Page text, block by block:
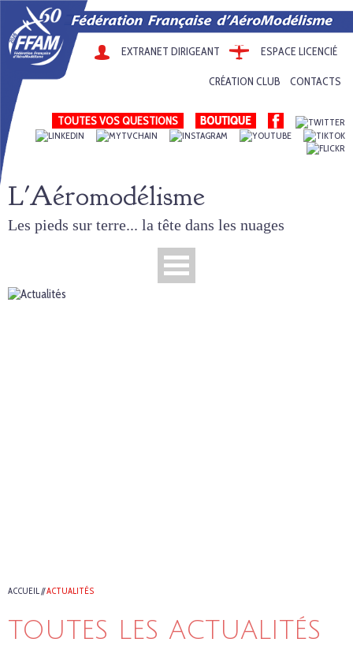
EXTRANET DIRIGEANT ESPACE LICENCIÉ
CRÉATION CLUB CONTACTS
TOUTES VOS QUESTIONS
L'Aéromodélisme
Les pieds sur terre... la tête dans les nuages
ACCUEIL//ACTUALITÉS
TOUTES LES ACTUALITÉS